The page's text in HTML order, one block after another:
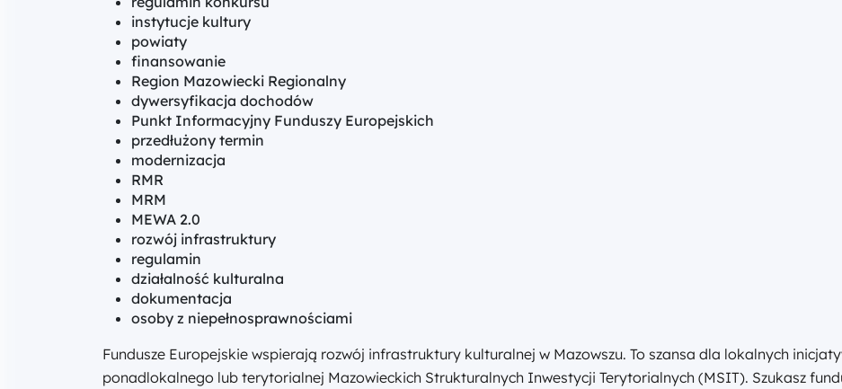
instytucje kultury
powiaty
finansowanie
Region Mazowiecki Regionalny
dywersyfikacja dochodów
Punkt Informacyjny Funduszy Europejskich
przedłużony termin
modernizacja
RMR
MRM
MEWA 2.0
rozwój infrastruktury
regulamin
działalność kulturalna
dokumentacja
osoby z niepełnosprawnościami
Fundusze Europejskie wspierają rozwój infrastruktury kulturalnej w Mazowszu. To szansa dla lokalnych
ponadlokalnego lub terytorialnej Mazowieckich Strukturalnych Inwestycji Terytorialnych (MSIT). Szukasz